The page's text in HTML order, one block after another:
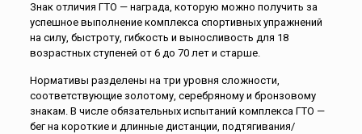
Знак отличия ГТО — награда, которую можно получить за
успешное выполнение комплекса спортивных упражнений
на силу, быстроту, гибкость и выносливость для 18
возрастных ступеней от 6 до 70 лет и старше.
Нормативы разделены на три уровня сложности,
соответствующие золотому, серебряному и бронзовому
знакам. В числе обязательных испытаний комплекса ГТО —
бег на короткие и длинные дистанции, подтягивания/